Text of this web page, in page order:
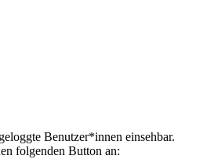
Benutzer*innen einsehbar.
folgenden Button an: